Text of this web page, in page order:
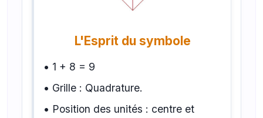
L'Esprit du symbole
• 1 + 8 = 9
• Grille : Quadrature.
• Position des unités : centre et